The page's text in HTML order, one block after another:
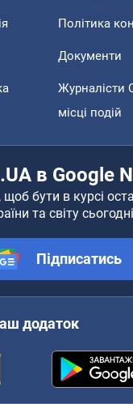
Політика
Документи
Журналісти
місці подій
в Google
щоб бути в курсі
та світу сьогодні
Підписатись
додаток